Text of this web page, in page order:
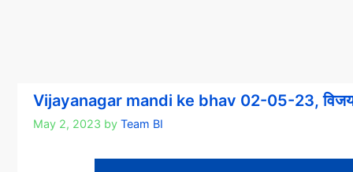
Vijayanagar mandi ke bhav 02-05-23,
May 2, 2023 by Team BI